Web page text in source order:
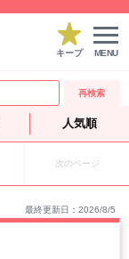
キープ MENU
再検索
人気順
次のページ
最終更新日：2026/8/5